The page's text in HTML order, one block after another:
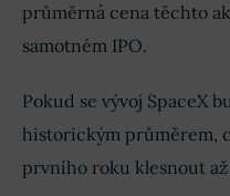
průměrná cena těchto
samotném IPO.
Pokud se vývoj SpaceX
historickým průměrem,
prvního roku klesnout až